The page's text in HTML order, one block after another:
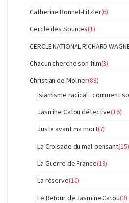
Catherine Bonnet-Litzler(6)
Cercle des Sources(1)
CERCLE NATIONAL RICHARD
Chacun cherche son film(3)
Christian de Moliner(88)
Islamisme radical : comment
Jasmine Catou détective(16)
Juste avant ma mort(7)
La Croisade du mal-pensant(15)
La Guerre de France(13)
La réserve(10)
Le Retour de Jasmine Catou(3)